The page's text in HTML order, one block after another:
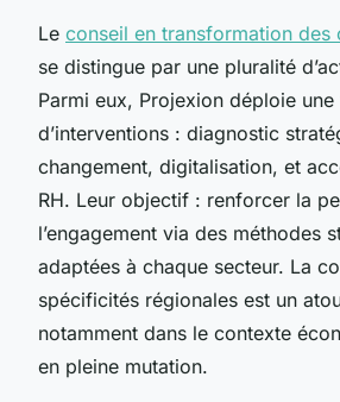
Le conseil en transformation des
se distingue par une pluralité
Parmi eux, Projexion déploie
d’interventions : diagnostic
changement, digitalisation, et
RH. Leur objectif : renforcer la
l’engagement via des méthodes
adaptées à chaque secteur. La
spécificités régionales est un
notamment dans le contexte
en pleine mutation.